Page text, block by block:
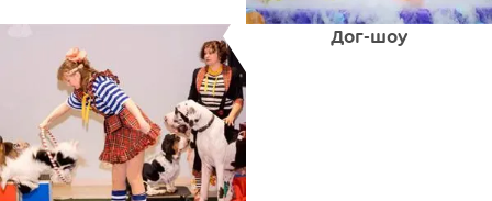
Дог-шоу